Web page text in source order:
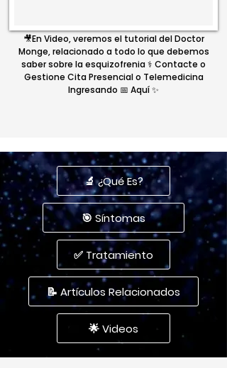
🎥En Video, veremos el tutorial del Doctor
Monge, relacionado a todo lo que debemos
saber sobre la esquizofrenia ⚕️ Contacte o
Gestione Cita Presencial o Telemedicina
Ingresando 📅 Aquí ✨
🔬 ¿Qué Es?
🎯 Síntomas
✅ Tratamiento
📝 Artículos Relacionados
🌟 Videos